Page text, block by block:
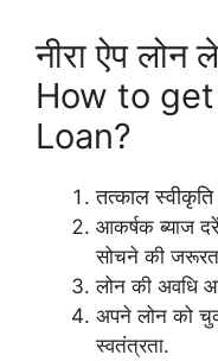
नीरा ऐप लोन
How to
Loan?
तत्काल
आकर्षक ब्याज
सोचने की
लोन की अवधि
अपने लोन को
स्वतंत्रता.